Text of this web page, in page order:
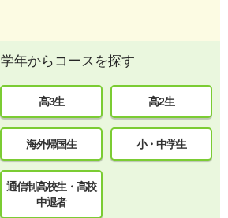
学年からコースを探す
高3生 高2生
海外帰国生 小・中学生
通信制高校生・高校
中退者